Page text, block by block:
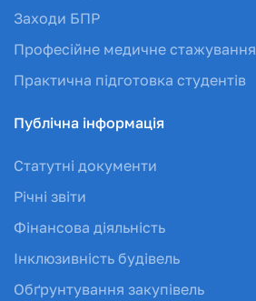
Заходи БПР
Професійне медичне стажування
Практична підготовка студентів
Публічна інформація
Статутні документи
Річні звіти
Фінансова діяльність
Інклюзивність будівель
Обґрунтування закупівель